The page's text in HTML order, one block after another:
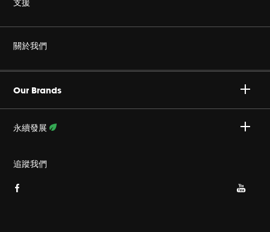
耳機
JBL Quantum 系列
支援
非仿冒
授權經銷商
關於我們
Harman Corporate
Our Brands
永續發展
瞭解更多資訊
追蹤我們